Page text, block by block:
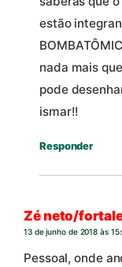
estão
nada mais
pode
ismar!!
Responder
Zé neto/
13 de junho de 2018 às
Pessoal, onde